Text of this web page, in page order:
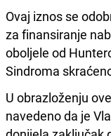
Ovaj iznos se
za finansiranje
oboljele od
Sindroma
U obrazloženju
navedeno da je